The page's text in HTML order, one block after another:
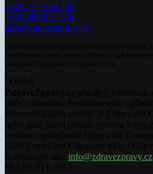
+420 777 264 528
+420 606 831 394
info@zdravezpravy.cz
info@zdravezpravy.cz